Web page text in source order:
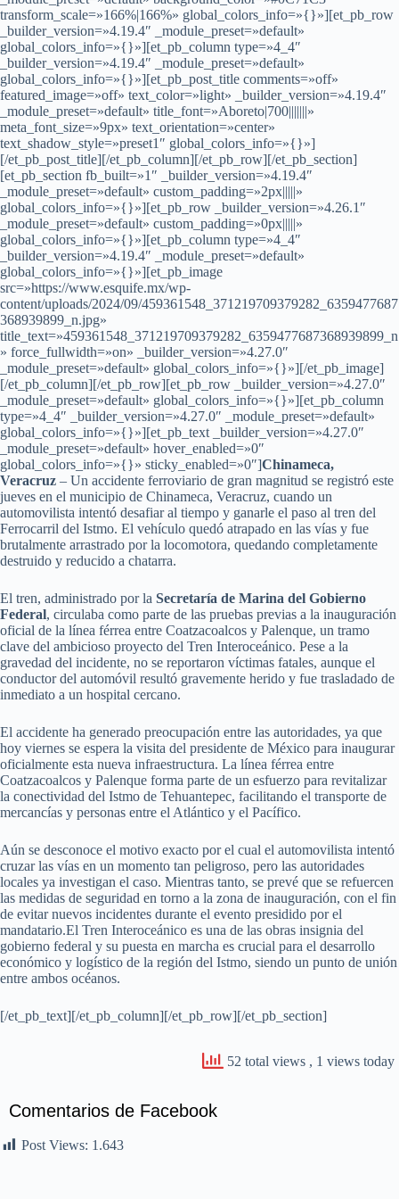
transform_scale=»166%|166%» global_colors_info=»{}»][et_pb_row
_builder_version=»4.19.4″ _module_preset=»default»
global_colors_info=»{}»][et_pb_column type=»4_4″
_builder_version=»4.19.4″ _module_preset=»default»
global_colors_info=»{}»][et_pb_post_title comments=»off»
featured_image=»off» text_color=»light» _builder_version=»4.19.4″
_module_preset=»default» title_font=»Aboreto|700|||||||»
meta_font_size=»9px» text_orientation=»center»
text_shadow_style=»preset1″ global_colors_info=»{}»]
[/et_pb_post_title][/et_pb_column][/et_pb_row][/et_pb_section]
[et_pb_section fb_built=»1″ _builder_version=»4.19.4″
_module_preset=»default» custom_padding=»2px|||||»
global_colors_info=»{}»][et_pb_row _builder_version=»4.26.1″
_module_preset=»default» custom_padding=»0px|||||»
global_colors_info=»{}»][et_pb_column type=»4_4″
_builder_version=»4.19.4″ _module_preset=»default»
global_colors_info=»{}»][et_pb_image
src=»https://www.esquife.mx/wp-
content/uploads/2024/09/459361548_371219709379282_6359477687
368939899_n.jpg»
title_text=»459361548_371219709379282_6359477687368939899_n
» force_fullwidth=»on» _builder_version=»4.27.0″
_module_preset=»default» global_colors_info=»{}»][/et_pb_image]
[/et_pb_column][/et_pb_row][et_pb_row _builder_version=»4.27.0″
_module_preset=»default» global_colors_info=»{}»][et_pb_column
type=»4_4″ _builder_version=»4.27.0″ _module_preset=»default»
global_colors_info=»{}»][et_pb_text _builder_version=»4.27.0″
_module_preset=»default» hover_enabled=»0″
global_colors_info=»{}» sticky_enabled=»0″]Chinameca,
Veracruz – Un accidente ferroviario de gran magnitud se registró este
jueves en el municipio de Chinameca, Veracruz, cuando un
automovilista intentó desafiar al tiempo y ganarle el paso al tren del
Ferrocarril del Istmo. El vehículo quedó atrapado en las vías y fue
brutalmente arrastrado por la locomotora, quedando completamente
destruido y reducido a chatarra.
El tren, administrado por la Secretaría de Marina del Gobierno
Federal, circulaba como parte de las pruebas previas a la inauguración
oficial de la línea férrea entre Coatzacoalcos y Palenque, un tramo
clave del ambicioso proyecto del Tren Interoceánico. Pese a la
gravedad del incidente, no se reportaron víctimas fatales, aunque el
conductor del automóvil resultó gravemente herido y fue trasladado de
inmediato a un hospital cercano.
El accidente ha generado preocupación entre las autoridades, ya que
hoy viernes se espera la visita del presidente de México para inaugurar
oficialmente esta nueva infraestructura. La línea férrea entre
Coatzacoalcos y Palenque forma parte de un esfuerzo para revitalizar
la conectividad del Istmo de Tehuantepec, facilitando el transporte de
mercancías y personas entre el Atlántico y el Pacífico.
Aún se desconoce el motivo exacto por el cual el automovilista intentó
cruzar las vías en un momento tan peligroso, pero las autoridades
locales ya investigan el caso. Mientras tanto, se prevé que se refuercen
las medidas de seguridad en torno a la zona de inauguración, con el fin
de evitar nuevos incidentes durante el evento presidido por el
mandatario.El Tren Interoceánico es una de las obras insignia del
gobierno federal y su puesta en marcha es crucial para el desarrollo
económico y logístico de la región del Istmo, siendo un punto de unión
entre ambos océanos.
[/et_pb_text][/et_pb_column][/et_pb_row][/et_pb_section]
52 total views , 1 views today
Comentarios de Facebook
Post Views: 1.643